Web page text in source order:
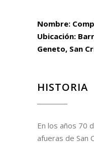
Nombre:
Ubicación:
Geneto, San
HISTORIA
En los años 70
afueras de San